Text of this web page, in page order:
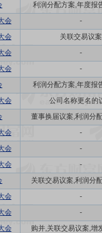
利润分配方案,年度报
会
-
会
关联交易议案
会
-
会
-
利润分配方案,年度报
会
公司名称更名的
董事换届议案,利润分
会
-
会
-
会
-
关联交易议案,利润分
会
-
会
-
会
购并,关联交易议案,增